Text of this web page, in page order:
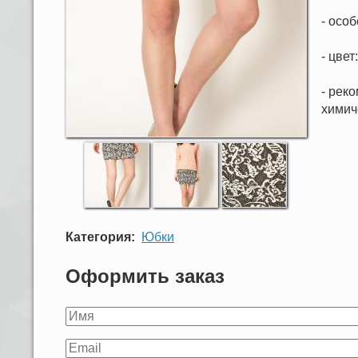
-
-
-
Категория Юбки
Оформить заказ
Ваше
Ваш